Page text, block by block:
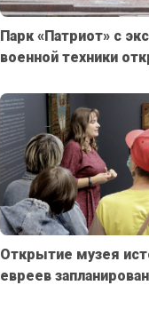
Парк «Патриот» с
военной техники
Открытие музея
евреев